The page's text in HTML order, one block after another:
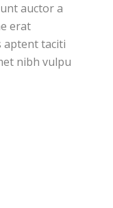
auctor a
erat
aptent taciti
nibh vulpu